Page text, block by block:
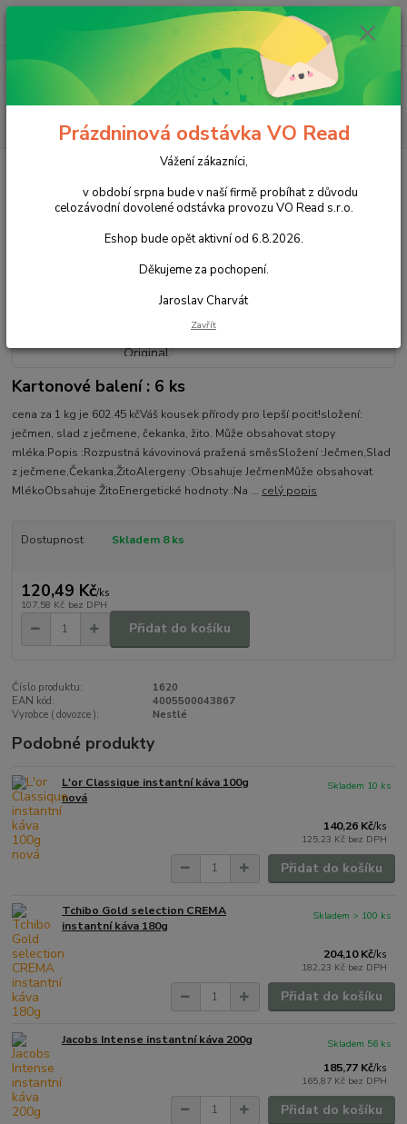
Po - Pá 8 - 14h
ks
za 0,00 Kč
Káva instantní Nestlé Caro Original 200g
Nestlé Caro Original 200g
Kartonové balení : 6 ks
cena za 1 kg je 602.45 kčVáš kousek přírody pro lepší pocit!složení:
ječmen, slad z ječmene, čekanka, žito. Může obsahovat stopy
mléka.Popis :Rozpustná kávovinová pražená směsSložení :Ječmen,Slad
z ječmene,Čekanka,ŽitoAlergeny :Obsahuje JečmenMůže obsahovat
MlékoObsahuje ŽitoEnergetické hodnoty :Na ... celý popis
Dostupnost Skladem 8 ks
120,49 Kč/ks
107,58 Kč bez DPH
Přidat do košíku
Číslo produktu:
1620
EAN kód:
4005500043867
Vyrobce ( dovozce ):
Nestlé
Podobné produkty
L'or Classique instantní káva 100g
nová
140,26 Kč/ks
125,23 Kč bez DPH
Skladem 10 ks
Přidat do košíku
Tchibo Gold selection CREMA
instantní káva 180g
204,10 Kč/ks
182,23 Kč bez DPH
Skladem > 100 ks
Přidat do košíku
Jacobs Intense instantní káva 200g
185,77 Kč/ks
165,87 Kč bez DPH
Skladem 56 ks
Přidat do košíku
Prázdninová odstávka VO Read
Vážení zákazníci,
v období srpna bude v naší firmě probíhat z důvodu
celozávodní dovolené odstávka provozu VO Read s.r.o.
Eshop bude opět aktivní od 6.8.2026.
Děkujeme za pochopení.
Jaroslav Charvát
Zavřít